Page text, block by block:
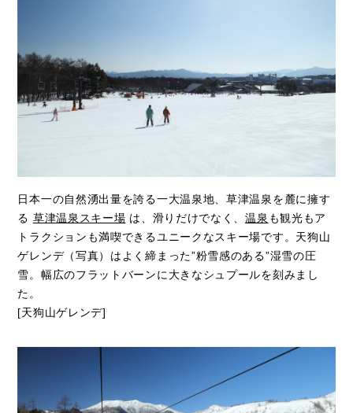
日本一の自然湧出量を誇る一大温泉地、草津温泉を麓に擁す
る 草津温泉スキー場 は、滑りだけでなく、温泉 も観光もア
トラクションも満喫できるユニークなスキー場です。天狗山
ゲレンデ（写真）はよく締まった”粉雪感のある”湿雪の圧
雪。幅広のフラットバーンに大きなシュプールを刻みまし
た。
[天狗山ゲレンデ]